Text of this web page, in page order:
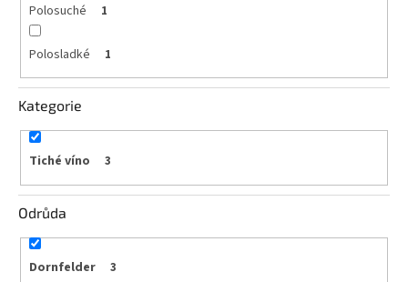
Víno
podle
obsahu
cukru
Dárkové
balení
Delikatesy
vínu
Vývrtky
BiB
Polosuché 1
Polosladké 1
Kategorie
Tiché víno 3
Odrůda
Dornfelder 3